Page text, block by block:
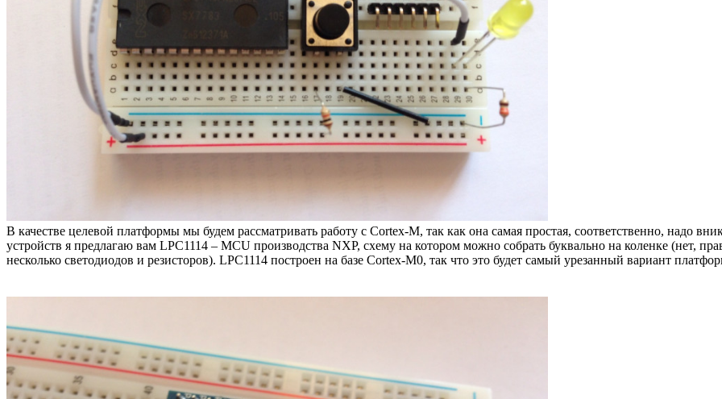
В качестве целевой платформы мы будем рассматривать работу с Cortex-M, так как она самая простая, соответственно, надо
устройств я предлагаю вам LPC1114 – MCU производства NXP, схему на котором можно собрать буквально на коленке (нет,
несколько светодиодов и резисторов). LPC1114 построен на базе Cortex-M0, так что это будет самый урезанный вариант